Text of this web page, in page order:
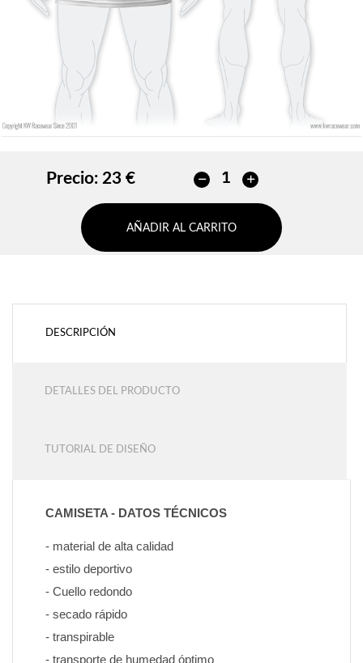
Precio: 23 €
AÑADIR AL CARRITO
DESCRIPCIÓN
DETALLES DEL PRODUCTO
TUTORIAL DE DISEÑO
CAMISETA - DATOS TÉCNICOS
- material de alta calidad
- estilo deportivo
- Cuello redondo
- secado rápido
- transpirable
- transporte de humedad óptimo